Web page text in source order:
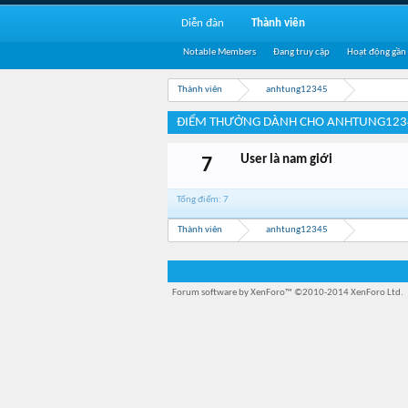
Thành viên anhtung12345
ĐIỂM THƯỞNG DÀNH CHO
7 User là nam giới
Tổng điểm: 7
Thành viên anhtung12345
Diễn đàn Thành viên
Notable Members Đang truy cập Hoạt động gần
Forum software by XenForo™ ©2010-2014 XenForo Ltd.